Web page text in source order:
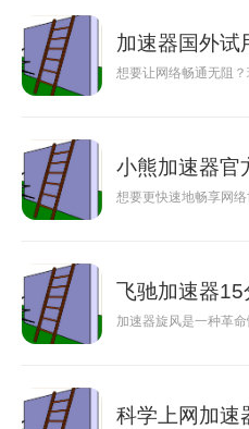
加速器国外试
想要让网络畅通无阻
小熊加速器官
想要更快速地畅享网
飞驰加速器15
加速器旋风是一种革
科学上网加速